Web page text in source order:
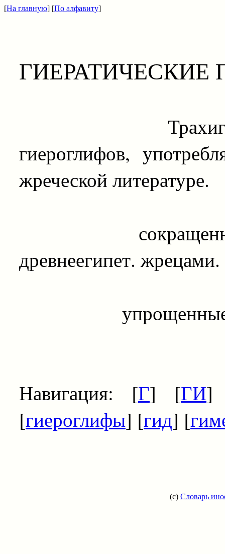
[На главную] [По алфавиту]
ГИЕРАТИЧЕСКИЕ
гиероглифов,
жреческой литературе.
сокращенные
древнеегипет. жрецами.
упрощенные
Навигация: [Г] [ГИ]
[гиероглифы] [гид] [
(c) Словарь